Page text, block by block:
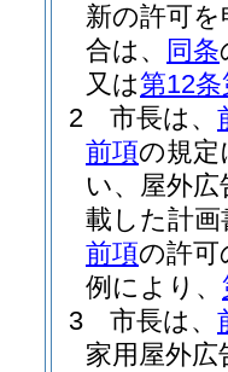
新の許可
合は、
同条
又は第12
2
市長は、
前項の規定
い、屋外
載した計
前項の許可
例により、
3
市長は、
家用屋外